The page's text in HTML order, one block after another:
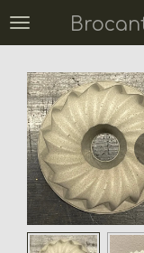
Ga
direct
hoofdinhoud